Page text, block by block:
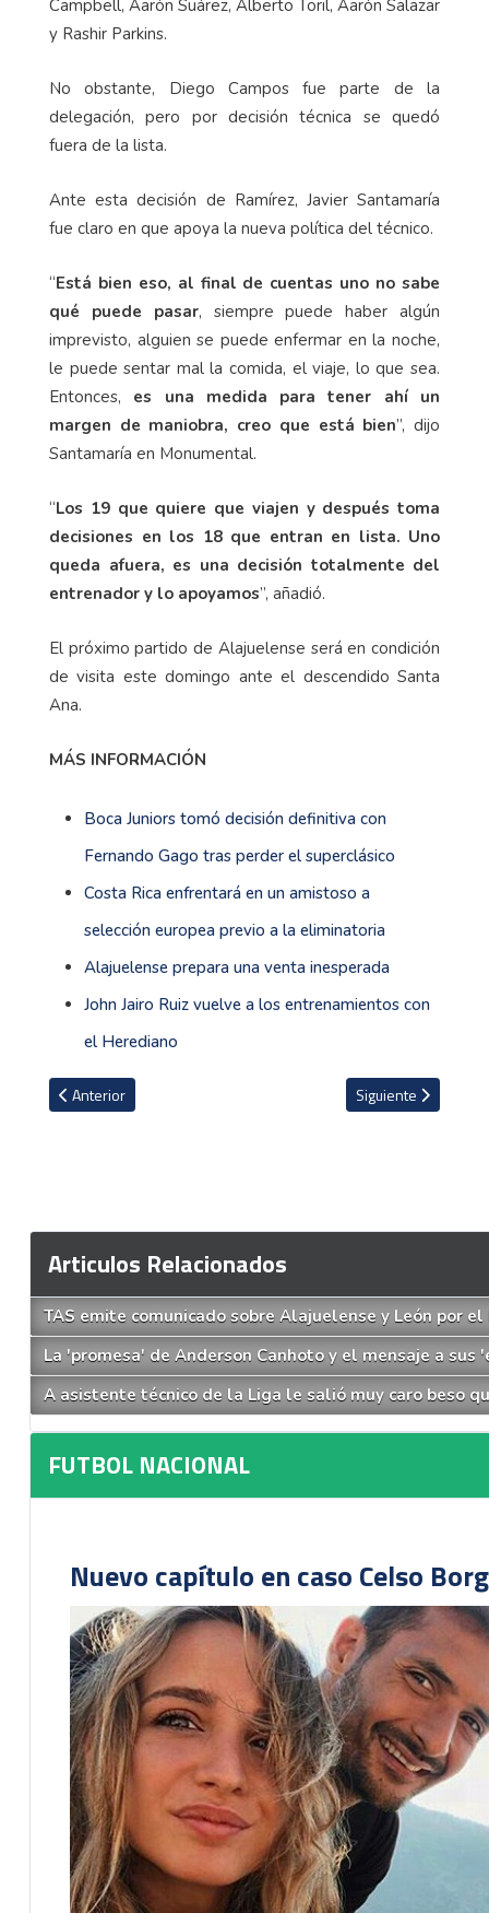
Campbell, Aarón Suárez, Alberto Toril, Aarón Salazar
y Rashir Parkins.
No obstante, Diego Campos fue parte de la
delegación, pero por decisión técnica se quedó
fuera de la lista.
Ante esta decisión de Ramírez, Javier Santamaría
fue claro en que apoya la nueva política del técnico.
“Está bien eso, al final de cuentas uno no sabe
qué puede pasar, siempre puede haber algún
imprevisto, alguien se puede enfermar en la noche,
le puede sentar mal la comida, el viaje, lo que sea.
Entonces, es una medida para tener ahí un
margen de maniobra, creo que está bien”, dijo
Santamaría en Monumental.
“Los 19 que quiere que viajen y después toma
decisiones en los 18 que entran en lista. Uno
queda afuera, es una decisión totalmente del
entrenador y lo apoyamos”, añadió.
El próximo partido de Alajuelense será en condición
de visita este domingo ante el descendido Santa
Ana.
MÁS INFORMACIÓN
Boca Juniors tomó decisión definitiva con
Fernando Gago tras perder el superclásico
Costa Rica enfrentará en un amistoso a
selección europea previo a la eliminatoria
Alajuelense prepara una venta inesperada
John Jairo Ruiz vuelve a los entrenamientos con
el Herediano
Artículo anterior: Los futbolistas que acaban contrato con el
Anterior Artículo siguiente:
Siguiente
Articulos Relacionados
TAS emite comunicado sobre Alajuelense y León por
La 'promesa' de Anderson Canhoto y el mensaje a sus
A asistente técnico de la Liga le salió muy caro beso
FUTBOL NACIONAL
Nuevo capítulo en caso Celso